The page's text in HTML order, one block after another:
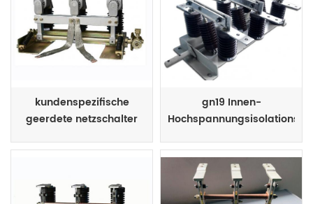
kundenspezifische
geerdete netzschalter
gn19 Innen-